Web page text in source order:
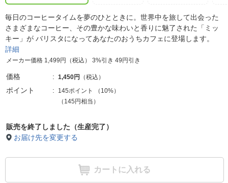
毎日のコーヒータイムを夢のひとときに。世界中を旅して出会った
さまざまなコーヒー、その豊かな味わいと香りに魅了された「ミッ
キー」が バリスタになってあなたのおうちカフェに登場します。
詳細
メーカー価格 1,499円（税込） 3%引き 49円引き
価格 1,450円 （税込）
ポイント 145ポイント （ 10%）
（145円相当）
販売を終了しました（生産完了）
お届け先を変更する
カートに入れる